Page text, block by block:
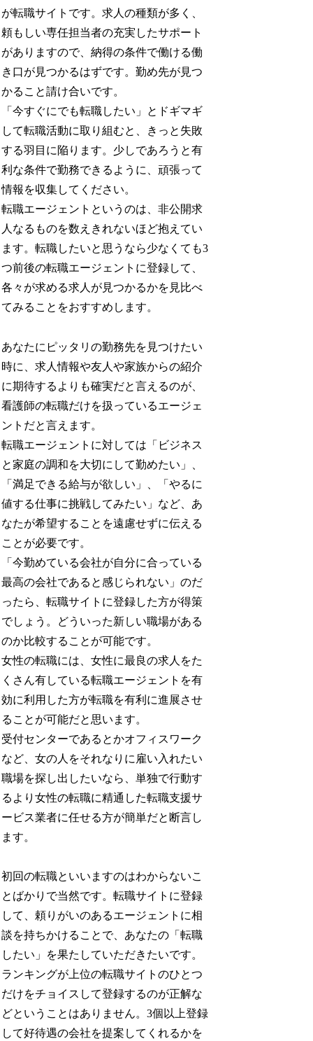
が転職サイトです。求人の種類が多く、
頼もしい専任担当者の充実したサポート
がありますので、納得の条件で働ける働
き口が見つかるはずです。勤め先が見つ
かること請け合いです。
「今すぐにでも転職したい」とドギマギ
して転職活動に取り組むと、きっと失敗
する羽目に陥ります。少しであろうと有
利な条件で勤務できるように、頑張って
情報を収集してください。
転職エージェントというのは、非公開求
人なるものを数えきれないほど抱えてい
ます。転職したいと思うなら少なくても3
つ前後の転職エージェントに登録して、
各々が求める求人が見つかるかを見比べ
てみることをおすすめします。
あなたにピッタリの勤務先を見つけたい
時に、求人情報や友人や家族からの紹介
に期待するよりも確実だと言えるのが、
看護師の転職だけを扱っているエージェ
ントだと言えます。
転職エージェントに対しては「ビジネス
と家庭の調和を大切にして勤めたい」、
「満足できる給与が欲しい」、「やるに
値する仕事に挑戦してみたい」など、あ
なたが希望することを遠慮せずに伝える
ことが必要です。
「今勤めている会社が自分に合っている
最高の会社であると感じられない」のだ
ったら、転職サイトに登録した方が得策
でしょう。どういった新しい職場がある
のか比較することが可能です。
女性の転職には、女性に最良の求人をた
くさん有している転職エージェントを有
効に利用した方が転職を有利に進展させ
ることが可能だと思います。
受付センターであるとかオフィスワーク
など、女の人をそれなりに雇い入れたい
職場を探し出したいなら、単独で行動す
るより女性の転職に精通した転職支援サ
ービス業者に任せる方が簡単だと断言し
ます。
初回の転職といいますのはわからないこ
とばかりで当然です。転職サイトに登録
して、頼りがいのあるエージェントに相
談を持ちかけることで、あなたの「転職
したい」を果たしていただきたいです。
ランキングが上位の転職サイトのひとつ
だけをチョイスして登録するのが正解な
どということはありません。3個以上登録
して好待遇の会社を提案してくれるかを